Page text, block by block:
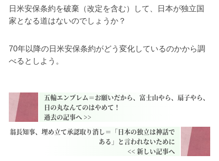
日米安保条約を破棄（改定を含む）して、日本が独立国
家となる道はないのでしょうか？
70年以降の日米安保条約がどう変化しているのかから調
べるとしよう。
五輪エンブレム＝お願いだから、富士山やら、扇子やら、
日の丸なんてのはやめて！
翁長知事、埋め立て承認取り消し＝「日本の独立は神話で
ある」と言われないために